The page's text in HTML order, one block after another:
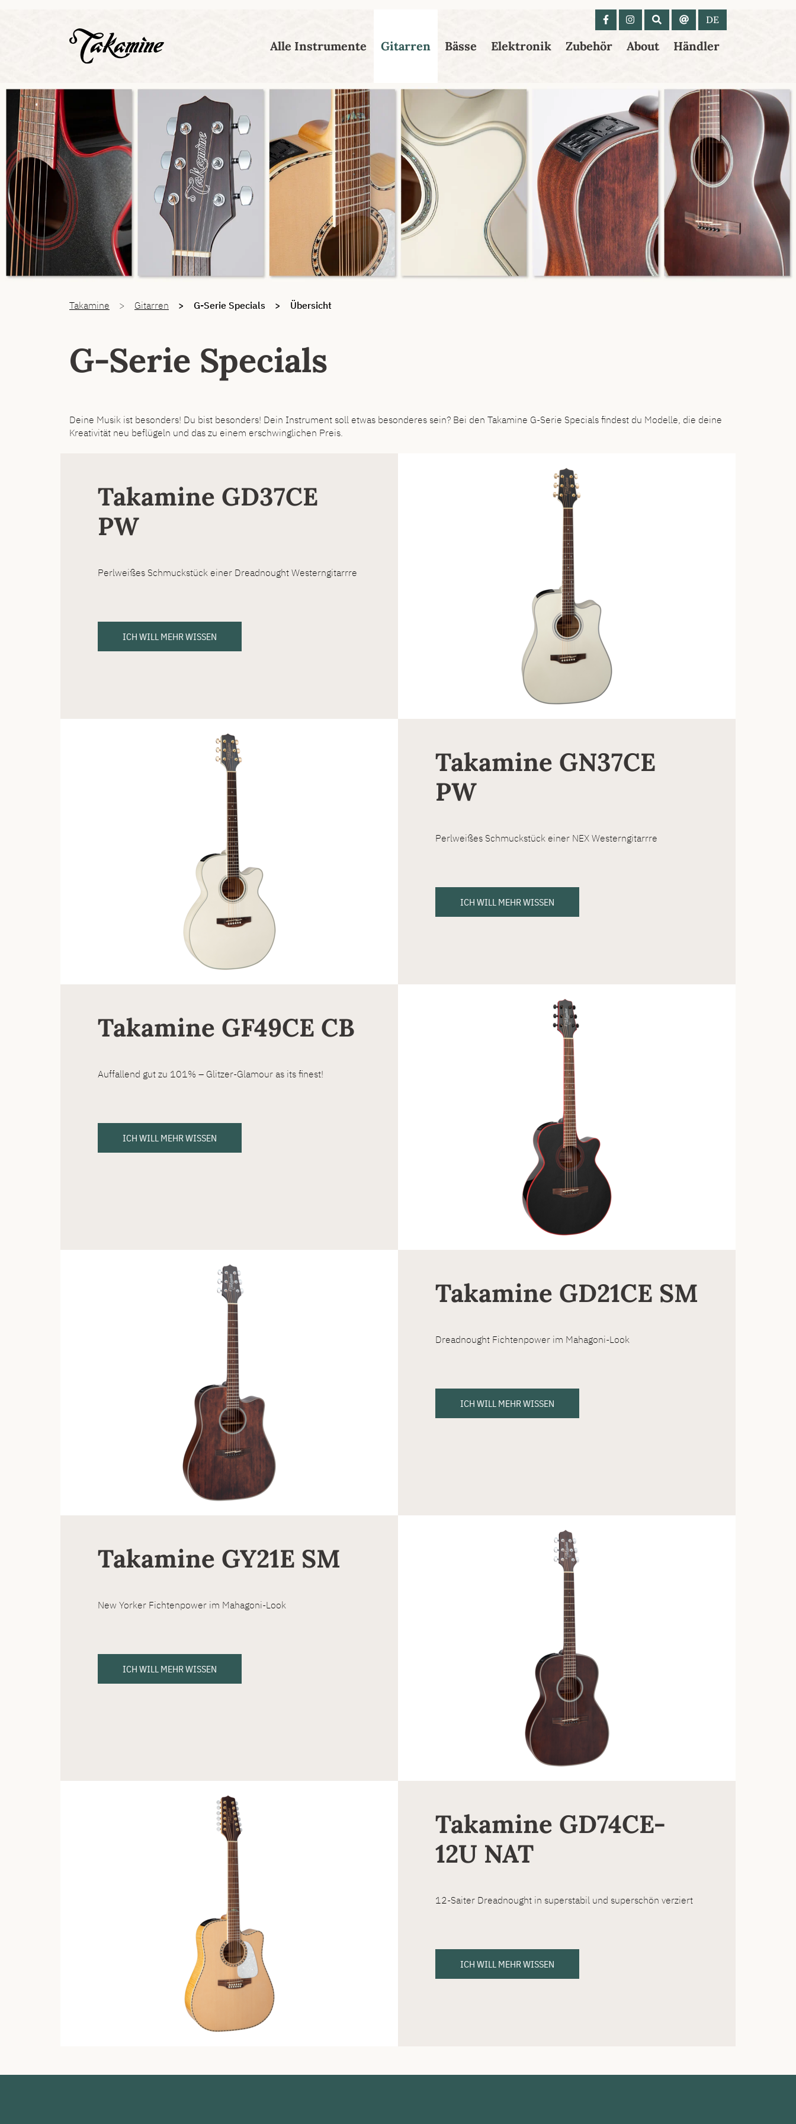
Alle Instrumente Gitarren Bässe Elektronik Zubehör About Händler
DE
Takamine Gitarren G-Serie Specials Übersicht
G-Serie Specials
Deine Musik ist besonders! Du bist besonders! Dein Instrument soll etwas besonderes sein? Bei den Takamine G-Serie Specials findest du Modelle, die deine
Kreativität neu beflügeln und das zu einem erschwinglichen Preis.
Takamine GD37CE
PW
Perlweißes Schmuckstück einer Dreadnought Westerngitarrre
ICH WILL MEHR WISSEN
Takamine GN37CE
PW
Perlweißes Schmuckstück einer NEX Westerngitarrre
ICH WILL MEHR WISSEN
Takamine GF49CE CB
Auffallend gut zu 101% – Glitzer-Glamour as its finest!
ICH WILL MEHR WISSEN
Takamine GD21CE SM
Dreadnought Fichtenpower im Mahagoni-Look
ICH WILL MEHR WISSEN
Takamine GY21E SM
New Yorker Fichtenpower im Mahagoni-Look
ICH WILL MEHR WISSEN
Takamine GD74CE-
12U NAT
12-Saiter Dreadnought in superstabil und superschön verziert
ICH WILL MEHR WISSEN